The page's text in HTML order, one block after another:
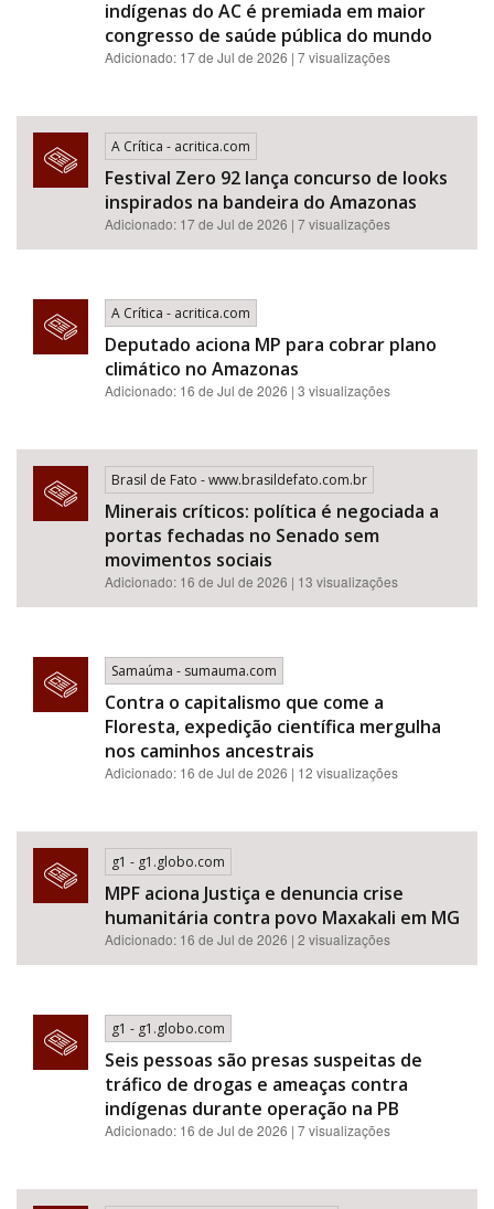
indígenas do AC é premiada em maior
congresso de saúde pública do mundo
Adicionado: 17 de Jul de 2026 | 7 visualizações
A Crítica - acritica.com
Festival Zero 92 lança concurso de looks
inspirados na bandeira do Amazonas
Adicionado: 17 de Jul de 2026 | 7 visualizações
A Crítica - acritica.com
Deputado aciona MP para cobrar plano
climático no Amazonas
Adicionado: 16 de Jul de 2026 | 3 visualizações
Brasil de Fato - www.brasildefato.com.br
Minerais críticos: política é negociada a
portas fechadas no Senado sem
movimentos sociais
Adicionado: 16 de Jul de 2026 | 13 visualizações
Samaúma - sumauma.com
Contra o capitalismo que come a
Floresta, expedição científica mergulha
nos caminhos ancestrais
Adicionado: 16 de Jul de 2026 | 12 visualizações
g1 - g1.globo.com
MPF aciona Justiça e denuncia crise
humanitária contra povo Maxakali em MG
Adicionado: 16 de Jul de 2026 | 2 visualizações
g1 - g1.globo.com
Seis pessoas são presas suspeitas de
tráfico de drogas e ameaças contra
indígenas durante operação na PB
Adicionado: 16 de Jul de 2026 | 7 visualizações